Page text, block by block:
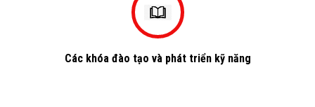
Các khóa đào tạo và phát triển kỹ năng